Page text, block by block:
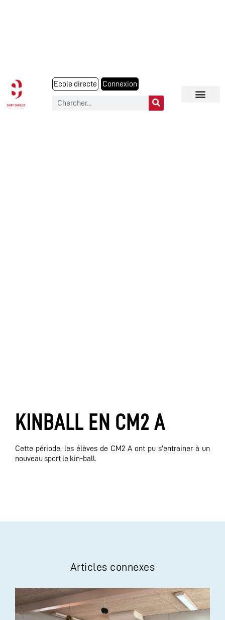
Ecole directe Connexion
KINBALL EN CM2 A
Cette période, les élèves de CM2 A ont pu s’entrainer à un
nouveau sport le kin-ball.
Articles connexes